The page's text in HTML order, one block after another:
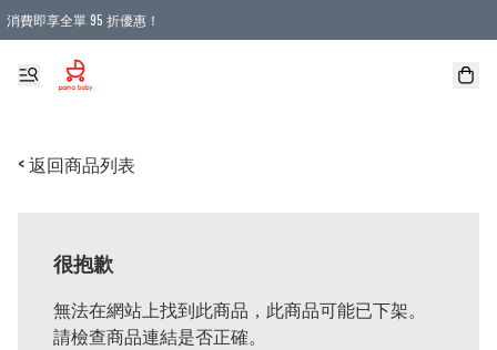
消費即享全單 95 折優惠！
購物滿 HKD 900.00即享免運費優惠！（適用於 本地送貨、本地取貨 )
< 返回商品列表
很抱歉
無法在網站上找到此商品，此商品可能已下架。
請檢查商品連結是否正確。